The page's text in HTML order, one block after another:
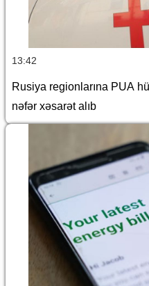
13:42
Rusiya regionlarına PUA
nəfər xəsarət alıb